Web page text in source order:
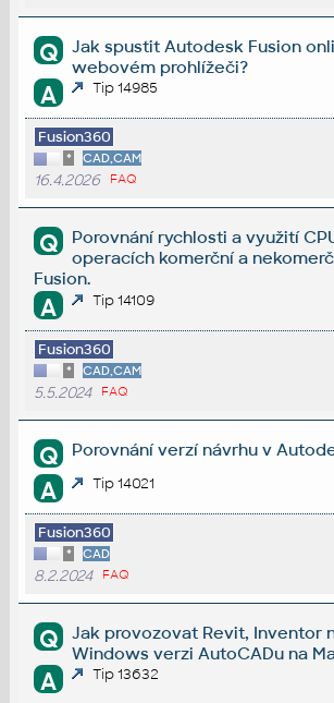
Q
Jak spustit Autodesk Fusion
webovém prohlížeči?
A Tip 14985
Fusion360
* CAD,CAM
16.4.2026 FAQ
Q
Porovnání rychlosti a využití
operacích komerční a
Fusion.
A Tip 14109
Fusion360
* CAD,CAM
5.5.2024 FAQ
Q Porovnání verzí návrhu v
A Tip 14021
Fusion360
* CAD
8.2.2024 FAQ
Q
Jak provozovat Revit, Inventor
Windows verzi AutoCADu na
A Tip 13632